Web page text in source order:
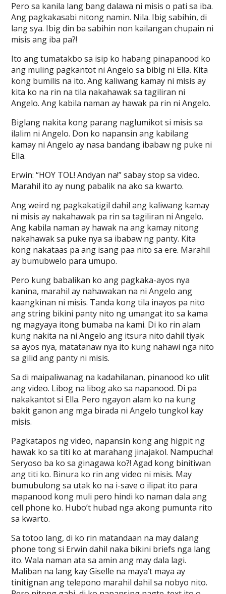
Pero sa kanila lang bang dalawa ni misis o pati sa iba.
Ang pagkakasabi nitong namin. Nila. Ibig sabihin, di
lang sya. Ibig din ba sabihin non kailangan chupain ni
misis ang iba pa?!
Ito ang tumatakbo sa isip ko habang pinapanood ko
ang muling pagkantot ni Angelo sa bibig ni Ella. Kita
kong bumilis na ito. Ang kaliwang kamay ni misis ay
kita ko na rin na tila nakahawak sa tagiliran ni
Angelo. Ang kabila naman ay hawak pa rin ni Angelo.
Biglang nakita kong parang naglumikot si misis sa
ilalim ni Angelo. Don ko napansin ang kabilang
kamay ni Angelo ay nasa bandang ibabaw ng puke ni
Ella.
Erwin: “HOY TOL! Andyan na!” sabay stop sa video.
Marahil ito ay nung pabalik na ako sa kwarto.
Ang weird ng pagkakatigil dahil ang kaliwang kamay
ni misis ay nakahawak pa rin sa tagiliran ni Angelo.
Ang kabila naman ay hawak na ang kamay nitong
nakahawak sa puke nya sa ibabaw ng panty. Kita
kong nakataas pa ang isang paa nito sa ere. Marahil
ay bumubwelo para umupo.
Pero kung babalikan ko ang pagkaka-ayos nya
kanina, marahil ay nahawakan na ni Angelo ang
kaangkinan ni misis. Tanda kong tila inayos pa nito
ang string bikini panty nito ng umangat ito sa kama
ng magyaya itong bumaba na kami. Di ko rin alam
kung nakita na ni Angelo ang itsura nito dahil tiyak
sa ayos nya, matatanaw nya ito kung nahawi nga nito
sa gilid ang panty ni misis.
Sa di maipaliwanag na kadahilanan, pinanood ko ulit
ang video. Libog na libog ako sa napanood. Di pa
nakakantot si Ella. Pero ngayon alam ko na kung
bakit ganon ang mga birada ni Angelo tungkol kay
misis.
Pagkatapos ng video, napansin kong ang higpit ng
hawak ko sa titi ko at marahang jinajakol. Nampucha!
Seryoso ba ko sa ginagawa ko?! Agad kong binitiwan
ang titi ko. Binura ko rin ang video ni misis. May
bumubulong sa utak ko na i-save o ilipat ito para
mapanood kong muli pero hindi ko naman dala ang
cell phone ko. Hubo’t hubad nga akong pumunta rito
sa kwarto.
Sa totoo lang, di ko rin matandaan na may dalang
phone tong si Erwin dahil naka bikini briefs nga lang
ito. Wala naman ata sa amin ang may dala lagi.
Maliban na lang kay Giselle na maya’t maya ay
tinitignan ang telepono marahil dahil sa nobyo nito.